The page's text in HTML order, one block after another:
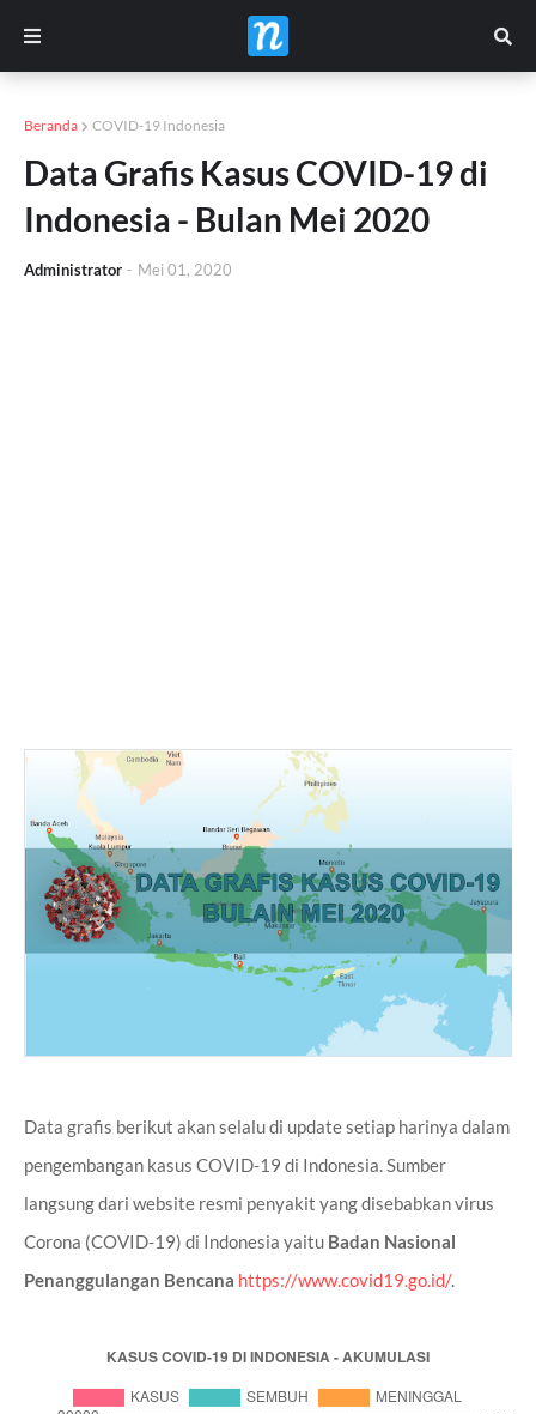
Beranda COVID-19 Indonesia
Data Grafis Kasus COVID-19 di
Indonesia - Bulan Mei 2020
Administrator - Mei 01, 2020
Data grafis berikut akan selalu di update setiap harinya dalam
pengembangan kasus COVID-19 di Indonesia. Sumber
langsung dari website resmi penyakit yang disebabkan virus
Corona (COVID-19) di Indonesia yaitu Badan Nasional
Penanggulangan Bencana https://www.covid19.go.id/.